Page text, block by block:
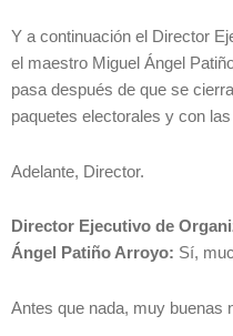
Y a continuación el Director
el maestro Miguel Ángel
pasa después de que se
paquetes electorales y con
Adelante, Director.
Director Ejecutivo de
Ángel Patiño Arroyo: Sí,
Antes que nada, muy buenas